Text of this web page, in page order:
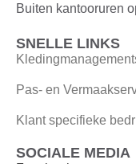
Buiten kantooruren
SNELLE LINKS
Pas- en
Klant specifieke
SOCIALE MEDIA